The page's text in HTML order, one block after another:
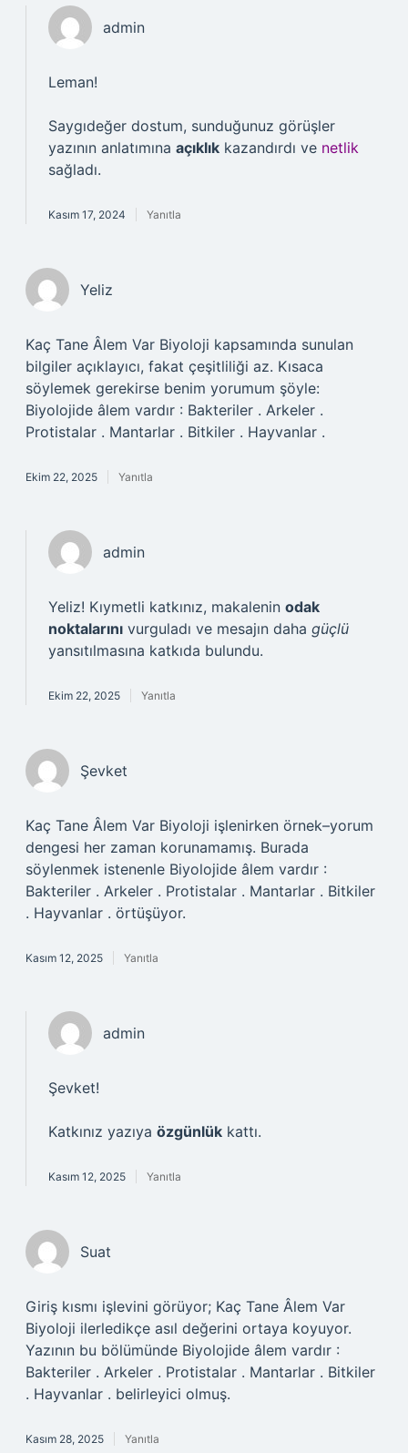
admin
Leman!
Saygıdeğer dostum, sunduğunuz görüşler
yazının anlatımına açıklık kazandırdı ve netlik
sağladı.
Kasım 17, 2024 Yanıtla
Yeliz
Kaç Tane Âlem Var Biyoloji kapsamında sunulan
bilgiler açıklayıcı, fakat çeşitliliği az. Kısaca
söylemek gerekirse benim yorumum şöyle:
Biyolojide âlem vardır : Bakteriler . Arkeler .
Protistalar . Mantarlar . Bitkiler . Hayvanlar .
Ekim 22, 2025 Yanıtla
admin
Yeliz! Kıymetli katkınız, makalenin odak
noktalarını vurguladı ve mesajın daha güçlü
yansıtılmasına katkıda bulundu.
Ekim 22, 2025 Yanıtla
Şevket
Kaç Tane Âlem Var Biyoloji işlenirken örnek–yorum
dengesi her zaman korunamamış. Burada
söylenmek istenenle Biyolojide âlem vardır :
Bakteriler . Arkeler . Protistalar . Mantarlar . Bitkiler
. Hayvanlar . örtüşüyor.
Kasım 12, 2025 Yanıtla
admin
Şevket!
Katkınız yazıya özgünlük kattı.
Kasım 12, 2025 Yanıtla
Suat
Giriş kısmı işlevini görüyor; Kaç Tane Âlem Var
Biyoloji ilerledikçe asıl değerini ortaya koyuyor.
Yazının bu bölümünde Biyolojide âlem vardır :
Bakteriler . Arkeler . Protistalar . Mantarlar . Bitkiler
. Hayvanlar . belirleyici olmuş.
Kasım 28, 2025 Yanıtla